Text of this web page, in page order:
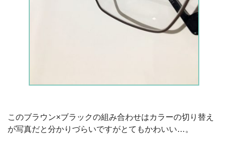
このブラウン×ブラックの組み合わせはカラーの切り替え
が写真だと分かりづらいですがとてもかわいい…。